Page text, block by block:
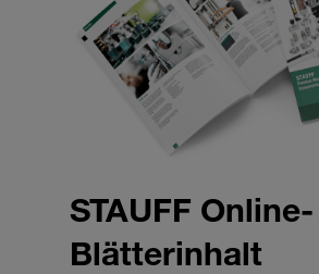
STAUFF Online-
Blätterinhalt